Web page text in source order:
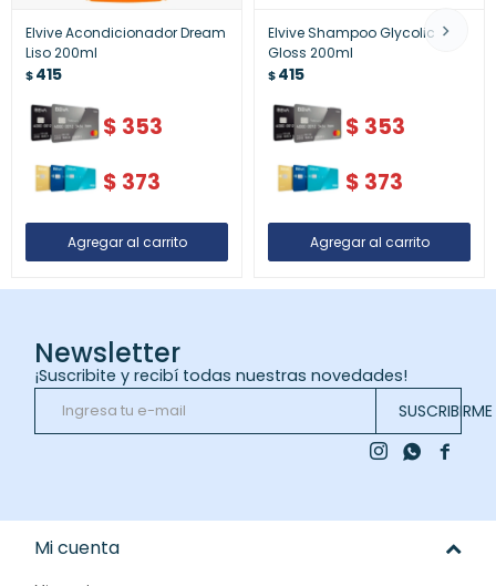
Elvive Acondicionador Dream
Liso 200ml
$415
$ 353
$ 373
Elvive Shampoo Glycolic
Gloss 200ml
$415
$ 353
$ 373
Newsletter
¡Suscribite y recibí todas nuestras novedades!
SUSCRIBIRME

 
Mi cuenta